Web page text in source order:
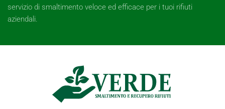
servizio di smaltimento veloce ed efficace per i tuoi rifiuti
aziendali.